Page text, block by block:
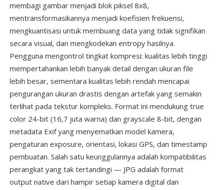
membagi gambar menjadi blok piksel 8x8,
mentransformasikannya menjadi koefisien frekuensi,
mengkuantisasi untuk membuang data yang tidak signifikan
secara visual, dan mengkodekan entropy hasilnya.
Pengguna mengontrol tingkat kompresi: kualitas lebih tinggi
mempertahankan lebih banyak detail dengan ukuran file
lebih besar, sementara kualitas lebih rendah mencapai
pengurangan ukuran drastis dengan artefak yang semakin
terlihat pada tekstur kompleks. Format ini mendukung true
color 24-bit (16,7 juta warna) dan grayscale 8-bit, dengan
metadata Exif yang menyematkan model kamera,
pengaturan exposure, orientasi, lokasi GPS, dan timestamp
pembuatan. Salah satu keunggulannya adalah kompatibilitas
perangkat yang tak tertandingi — JPG adalah format
output native dari hampir setiap kamera digital dan